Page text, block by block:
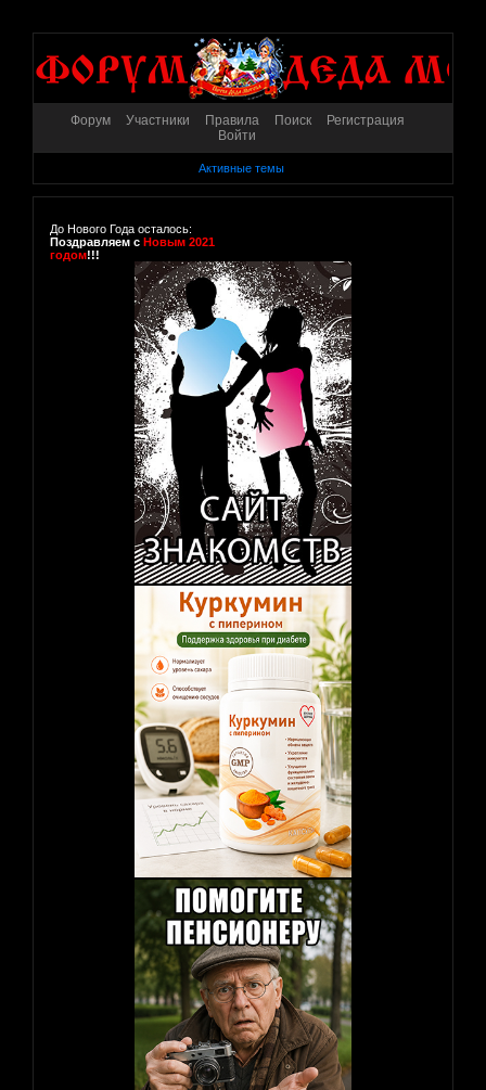
Форум Участники Правила Поиск
Регистрация
Войти
Активные темы
До Нового Года осталось:
Поздравляем с Новым 2021
годом!!!